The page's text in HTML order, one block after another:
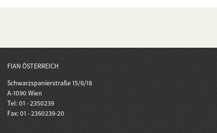
FIAN ÖSTERREICH
Schwarzspanierstraße 15/6/18
A-1090 Wien
Tel: 01 - 2350239
Fax: 01 - 2360239-20